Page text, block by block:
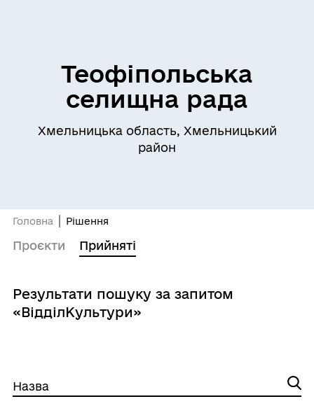
Теофіпольська
селищна рада
Хмельницька область, Хмельницький
район
Головна Рішення
Проєкти Прийняті
Результати пошуку за запитом
«ВідділКультури»
Назва